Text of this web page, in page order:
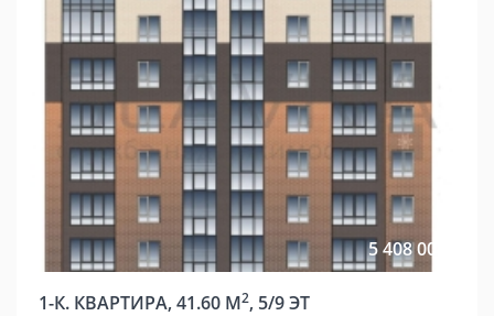
5 408 000 р.
1-К. КВАРТИРА, 41.60 М2, 5/9 ЭТ